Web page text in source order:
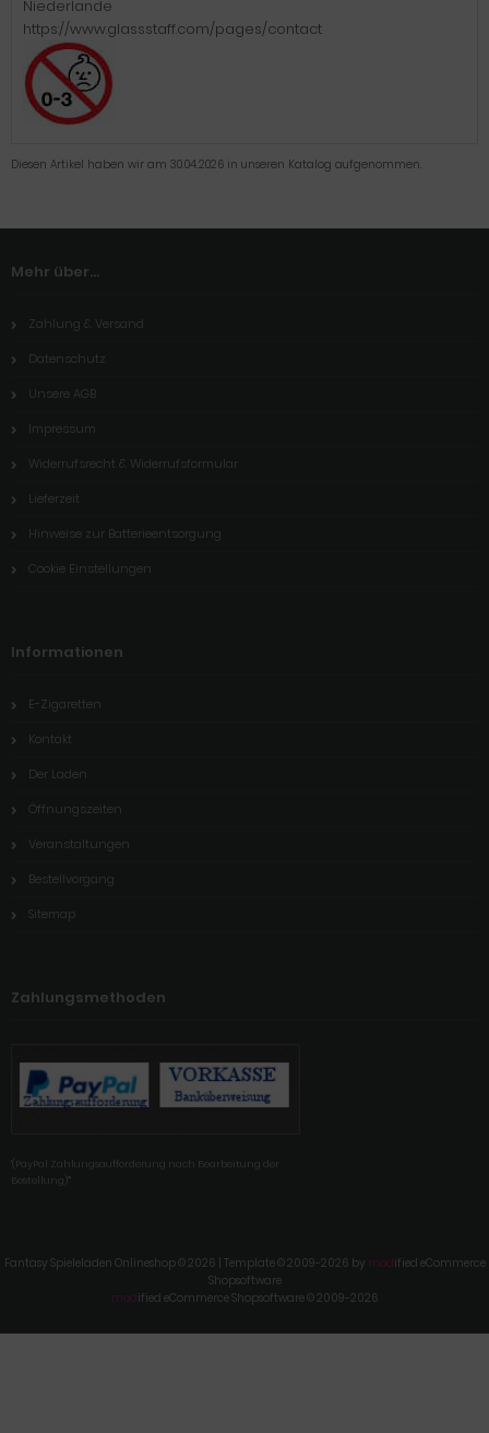
Niederlande
https://www.glassstaff.com/pages/contact
Diesen Artikel haben wir am 30.04.2026 in unseren Katalog aufgenommen.
Mehr über...
Zahlung & Versand
Datenschutz
Unsere AGB
Impressum
Widerrufsrecht & Widerrufsformular
Lieferzeit
Hinweise zur Batterieentsorgung
Cookie Einstellungen
Informationen
E-Zigaretten
Kontakt
Der Laden
Öffnungszeiten
Veranstaltungen
Bestellvorgang
Sitemap
Zahlungsmethoden
'(PayPal Zahlungsaufforderung nach Bearbeitung der
Bestellung)'"
Fantasy Spieleladen Onlineshop © 2026 | Template © 2009-2026 by modified eCommerce
Shopsoftware
modified eCommerce Shopsoftware © 2009-2026